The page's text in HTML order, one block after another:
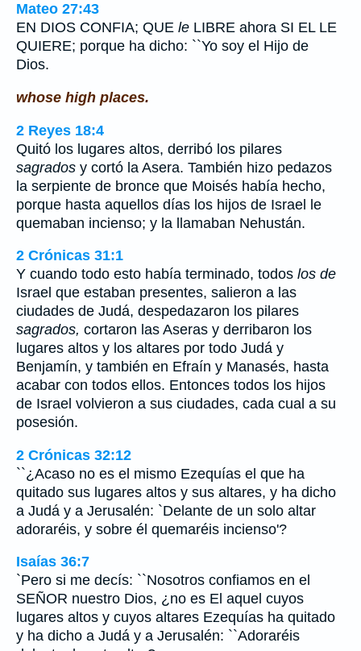
Mateo 27:43
EN DIOS CONFIA; QUE le LIBRE ahora SI EL LE
QUIERE; porque ha dicho: ``Yo soy el Hijo de
Dios.
whose high places.
2 Reyes 18:4
Quitó los lugares altos, derribó los pilares
sagrados y cortó la Asera. También hizo pedazos
la serpiente de bronce que Moisés había hecho,
porque hasta aquellos días los hijos de Israel le
quemaban incienso; y la llamaban Nehustán.
2 Crónicas 31:1
Y cuando todo esto había terminado, todos los de
Israel que estaban presentes, salieron a las
ciudades de Judá, despedazaron los pilares
sagrados, cortaron las Aseras y derribaron los
lugares altos y los altares por todo Judá y
Benjamín, y también en Efraín y Manasés, hasta
acabar con todos ellos. Entonces todos los hijos
de Israel volvieron a sus ciudades, cada cual a su
posesión.
2 Crónicas 32:12
``¿Acaso no es el mismo Ezequías el que ha
quitado sus lugares altos y sus altares, y ha dicho
a Judá y a Jerusalén: `Delante de un solo altar
adoraréis, y sobre él quemaréis incienso'?
Isaías 36:7
`Pero si me decís: ``Nosotros confiamos en el
SEÑOR nuestro Dios, ¿no es El aquel cuyos
lugares altos y cuyos altares Ezequías ha quitado
y ha dicho a Judá y a Jerusalén: ``Adoraréis